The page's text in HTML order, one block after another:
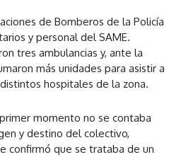
de Bomberos de la Policía
y personal del SAME.
tres ambulancias y, ante la
más unidades para asistir a
hospitales de la zona.
momento no se contaba
y destino del colectivo,
confirmó que se trataba de un